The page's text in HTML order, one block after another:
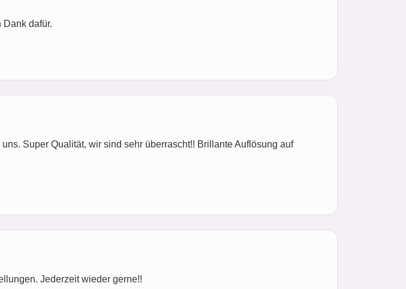
dafür.
Super Qualität, wir sind sehr überrascht!! Brillante Auflösung auf
Jederzeit wieder gerne!!